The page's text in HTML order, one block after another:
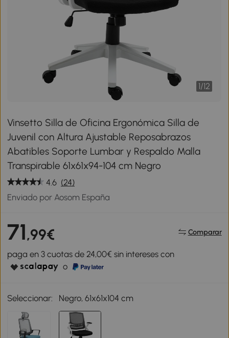
1/12
Vinsetto Silla de Oficina Ergonómica Silla de
Juvenil con Altura Ajustable Reposabrazos
Abatibles Soporte Lumbar y Respaldo Malla
Transpirable 61x61x94-104 cm Negro
4.6 (24)
Enviado por Aosom España
71,99€ Comparar
paga en 3 cuotas de 24,00€ sin intereses con
o
Seleccionar: Negro, 61x61x104 cm